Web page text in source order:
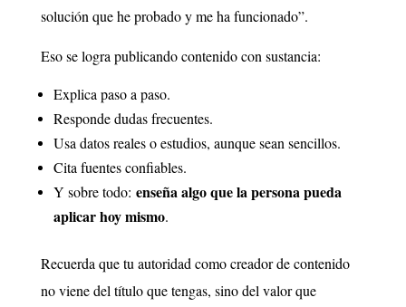
solución que he probado y me ha funcionado”.
Eso se logra publicando contenido con sustancia:
Explica paso a paso.
Responde dudas frecuentes.
Usa datos reales o estudios, aunque sean sencillos.
Cita fuentes confiables.
Y sobre todo: enseña algo que la persona pueda
aplicar hoy mismo.
Recuerda que tu autoridad como creador de contenido
no viene del título que tengas, sino del valor que